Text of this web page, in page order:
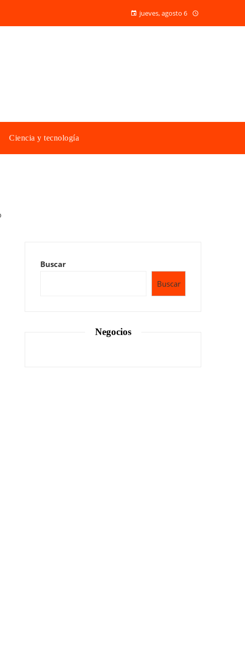
jueves, agosto 6
Ciencia y tecnología
Buscar
Buscar
Negocios